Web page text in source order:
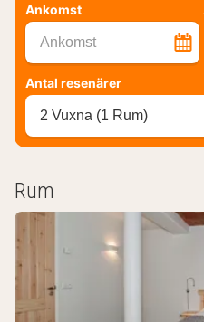
Ankomst
Ankomst
Antal resenärer
2 Vuxna (1 Rum)
Rum